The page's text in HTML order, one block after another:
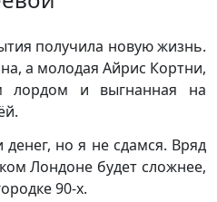
получила новую жизнь.
а молодая Айрис Кортни,
лордом и выгнанная на
но я не сдамся. Вряд
Лондоне будет сложнее,
90-х.